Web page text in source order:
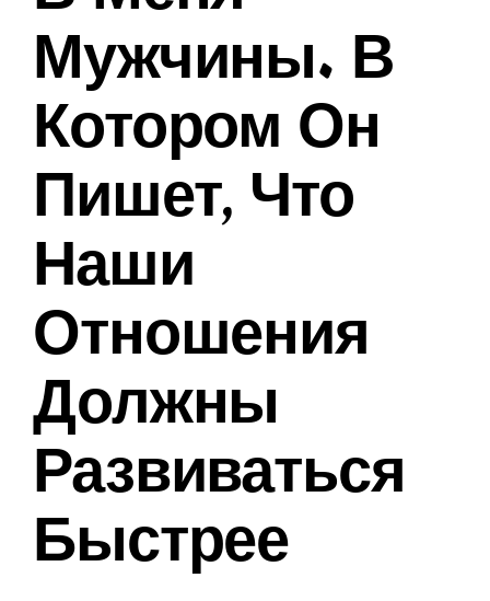
Мужчины. В
Котором Он
Пишет, Что
Наши
Отношения
Должны
Развиваться
Быстрее